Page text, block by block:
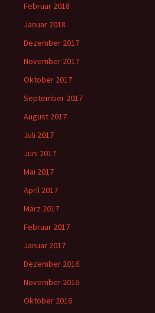
Februar 2018
Januar 2018
Dezember 2017
November 2017
Oktober 2017
September 2017
August 2017
Juli 2017
Juni 2017
Mai 2017
April 2017
März 2017
Februar 2017
Januar 2017
Dezember 2016
November 2016
Oktober 2016